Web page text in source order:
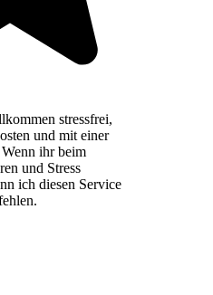
stressfrei,
und mit einer
ihr beim
und Stress
ich diesen Service